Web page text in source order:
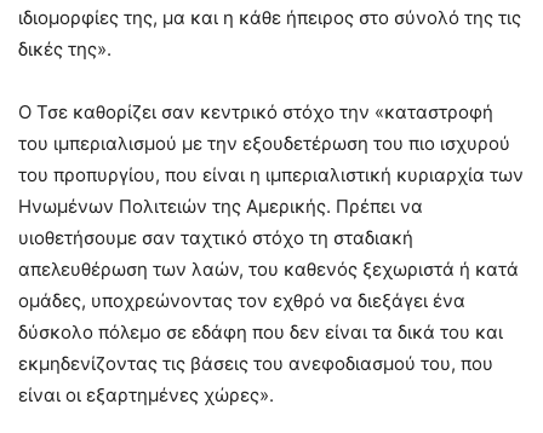
ιδιομορφίες της, μα και η κάθε ήπειρος στο σύνολό της τις
δικές της».
Ο Τσε καθορίζει σαν κεντρικό στόχο την «καταστροφή
του ιμπεριαλισμού με την εξουδετέρωση του πιο ισχυρού
του προπυργίου, που είναι η ιμπεριαλιστική κυριαρχία των
Ηνωμένων Πολιτειών της Αμερικής. Πρέπει να
υιοθετήσουμε σαν ταχτικό στόχο τη σταδιακή
απελευθέρωση των λαών, του καθενός ξεχωριστά ή κατά
ομάδες, υποχρεώνοντας τον εχθρό να διεξάγει ένα
δύσκολο πόλεμο σε εδάφη που δεν είναι τα δικά του και
εκμηδενίζοντας τις βάσεις του ανεφοδιασμού του, που
είναι οι εξαρτημένες χώρες».